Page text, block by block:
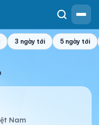
3 ngày tới 5 ngày tới
Nam